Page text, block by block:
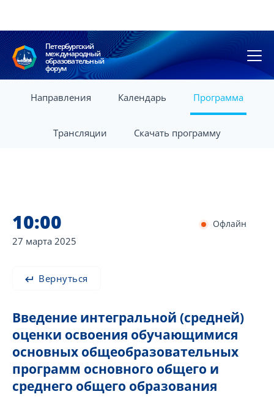
Петербургский
международный
образовательный
форум
Направления Календарь Программа
Трансляции Скачать программу
10:00
27 марта 2025
Офлайн
Вернуться
Введение интегральной (средней)
оценки освоения обучающимися
основных общеобразовательных
программ основного общего и
среднего общего образования